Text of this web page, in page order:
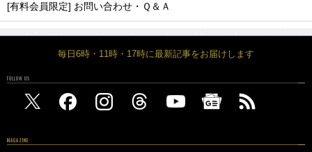
[有料会員限定] お問い合わせ・Ｑ＆Ａ
毎日6時・11時・17時に最新記事をお届けします
FOLLOW US
MAGAZINE